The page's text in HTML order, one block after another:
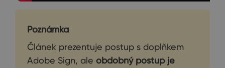
Poznámka
Článek prezentuje postup s doplňkem
Adobe Sign, ale obdobný postup je